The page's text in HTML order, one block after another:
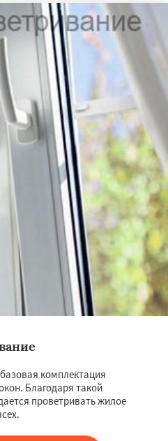
комплектация
Благодаря такой
проветривать жилое